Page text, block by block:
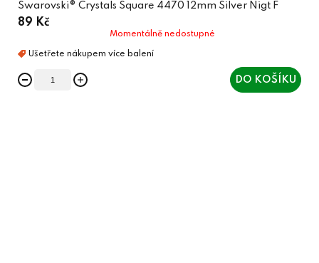
Swarovski® Crystals Square 4470 12mm Silver Nigt F
89 Kč
Momentálně nedostupné
DO KOŠÍKU